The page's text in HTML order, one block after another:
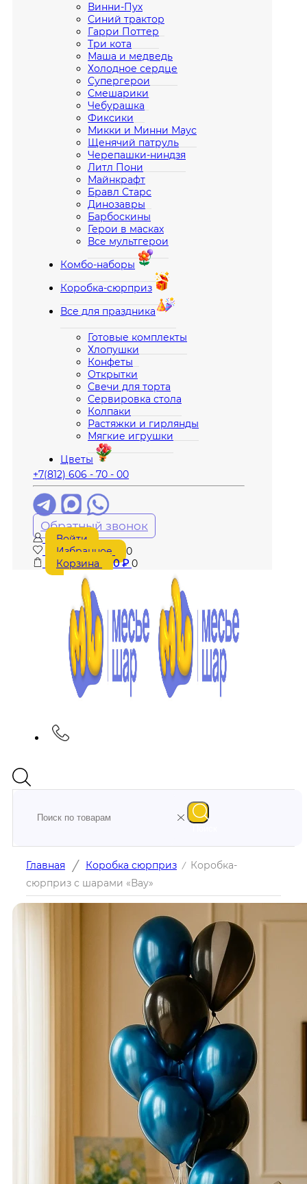
Винни-Пух
Синий трактор
Гарри Поттер
Три кота
Маша и медведь
Холодное сердце
Супергерои
Смешарики
Чебурашка
Фиксики
Микки и Минни Маус
Щенячий патруль
Черепашки-ниндзя
Литл Пони
Майнкрафт
Бравл Старс
Динозавры
Барбоскины
Герои в масках
Все мультгерои
Комбо-наборы
Коробка-сюрприз
Все для праздника
Готовые комплекты
Хлопушки
Конфеты
Открытки
Свечи для торта
Сервировка стола
Колпаки
Растяжки и гирлянды
Мягкие игрушки
Цветы
+7(812) 606 - 70 - 00
Обратный звонок
Войти
Избранное
0
Корзина
0₽ 0
Главная / Коробка сюрприз / Коробка-
сюрприз с шарами «Вау»